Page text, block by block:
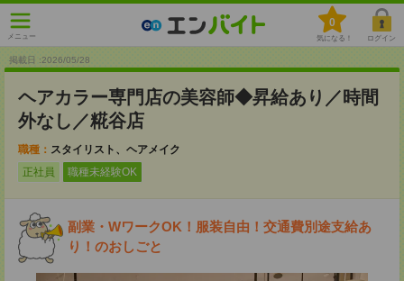
メニュー
0
気になる！ ログイン
掲載日 :2026/05/28
ヘアカラー専門店の美容師◆昇給あり／時間
外なし／糀谷店
職種： スタイリスト、ヘアメイク
正社員
職種未経験OK
副業・WワークOK！服装自由！交通費別途支給あ
り！のおしごと